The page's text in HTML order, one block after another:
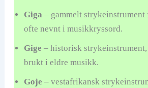
Giga – gammelt strykeinstrument
ofte nevnt i musikkryssord.
Gige – historisk
brukt i eldre musikk.
Goje – vestafrikansk